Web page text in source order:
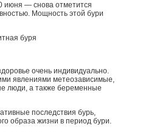
июня — снова отметится
Мощность этой бури
буря
очень индивидуально.
явлениями метеозависимые,
люди, а также беременные
последствия бурь,
образа жизни в период бури.